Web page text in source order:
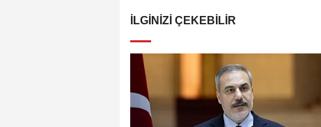
İLGINIZI ÇEKEBILIR